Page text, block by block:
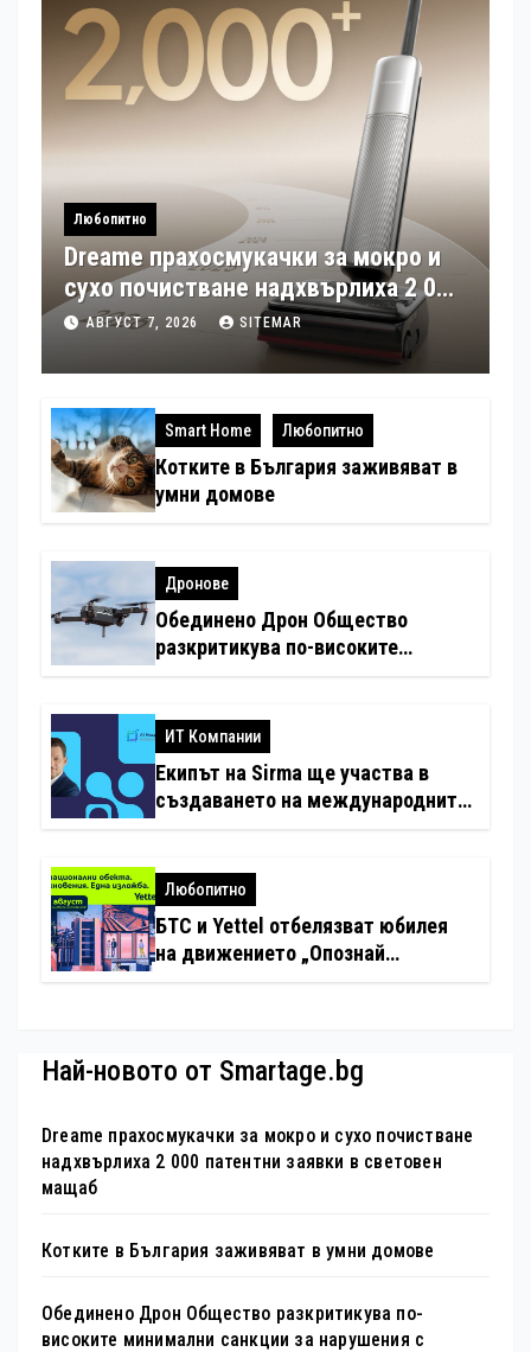
Любопитно
Dreame прахосмукачки за мокро и
сухо почистване надхвърлиха 2 000
патентни заявки в световен мащаб
АВГУСТ 7, 2026 SITEMAR
Smart Home Любопитно
Котките в България заживяват в
умни домове
Дронове
Обединено Дрон Общество
разкритикува по-високите
ИТ Компании
Екипът на Sirma ще участва в
създаването на международните
хотелиерството
Любопитно
БТС и Yettel отбелязват юбилея
на движението „Опознай
Най-новото от Smartage.bg
Dreame прахосмукачки за мокро и сухо почистване
надхвърлиха 2 000 патентни заявки в световен
мащаб
Котките в България заживяват в умни домове
Обединено Дрон Общество разкритикува по-
високите минимални санкции за нарушения с